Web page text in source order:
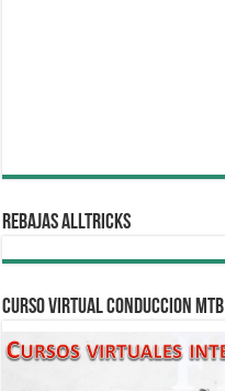
REBAJAS ALLTRICKS
CURSO VIRTUAL CONDUCCION MTB